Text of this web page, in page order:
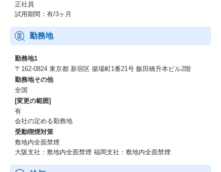
正社員
試用期間：有/3ヶ月
勤務地
勤務地1
〒162-0824 東京都 新宿区 揚場町1番21号 飯田橋升本ビル2階
勤務地その他
全国
[変更の範囲]
有
会社の定める勤務地
受動喫煙対策
敷地内全面禁煙
大阪支社：敷地内全面禁煙 福岡支社：敷地内全面禁煙